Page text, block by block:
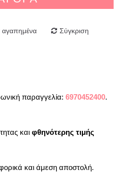
Σύγκριση
παραγγελία: 6970452400.
και φθηνότερης τιμής
και άμεση αποστολή.